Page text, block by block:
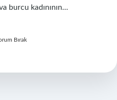
burcu kadınının…
Bırak